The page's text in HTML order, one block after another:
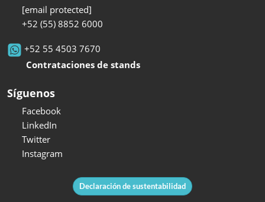
[email protected]
+52 (55) 8852 6000
+52 55 4503 7670
Contrataciones de stands
Síguenos
Facebook
LinkedIn
Twitter
Instagram
Declaración de sustentabilidad